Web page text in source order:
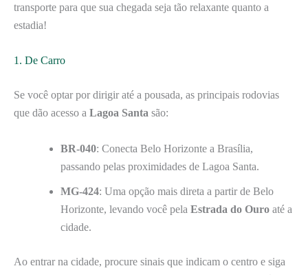
transporte para que sua chegada seja tão relaxante quanto a
estadia!
1. De Carro
Se você optar por dirigir até a pousada, as principais rodovias
que dão acesso a Lagoa Santa são:
BR-040: Conecta Belo Horizonte a Brasília,
passando pelas proximidades de Lagoa Santa.
MG-424: Uma opção mais direta a partir de Belo
Horizonte, levando você pela Estrada do Ouro até a
cidade.
Ao entrar na cidade, procure sinais que indicam o centro e siga